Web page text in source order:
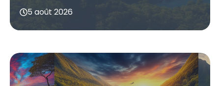
5 août 2026